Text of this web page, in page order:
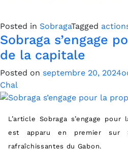
Posted in SobragaTagged
Sobraga s’engage
de la capitale
Posted on septembre 20, 2024
Chal
L’article Sobraga s’engage
est apparu en premier sur
rafraîchissantes du Gabon.